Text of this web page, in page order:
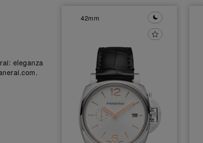
eleganza
42mm